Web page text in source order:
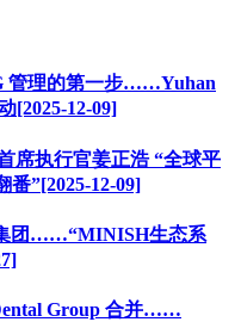
管理的第一步……Yuhan
[2025-12-09]
席执行官姜正浩 “全球平
番”[2025-12-09]
团……“MINISH生态系
Group 合并……